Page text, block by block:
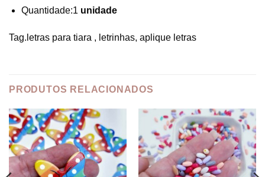
Quantidade:1 unidade
Tag.letras para tiara , letrinhas, aplique letras
PRODUTOS RELACIONADOS